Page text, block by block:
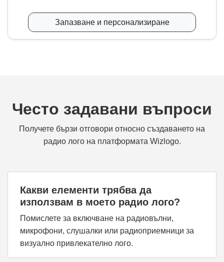
Запазване и персонализиране
Често задавани въпроси
Получете бързи отговори относно създаването на
радио лого на платформата Wizlogo.
Какви елементи трябва да
използвам в моето радио лого?
Помислете за включване на радиовълни,
микрофони, слушалки или радиоприемници за
визуално привлекателно лого.